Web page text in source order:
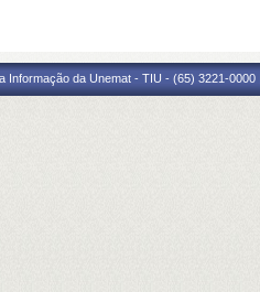
Informação da Unemat - TIU - (65) 3221-